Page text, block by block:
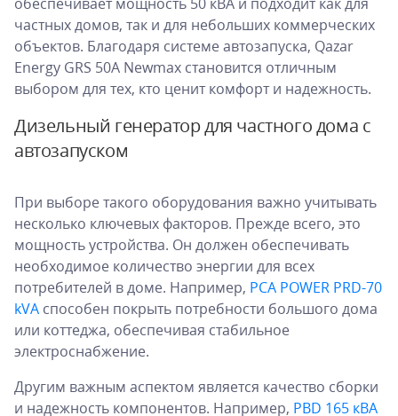
частных домов, так и для небольших коммерческих
объектов. Благодаря системе автозапуска, Qazar
Energy GRS 50A Newmax становится отличным
выбором для тех, кто ценит комфорт и надежность.
Дизельный генератор для частного дома с
автозапуском
При выборе такого оборудования важно учитывать
несколько ключевых факторов. Прежде всего, это
мощность устройства. Он должен обеспечивать
необходимое количество энергии для всех
потребителей в доме. Например, PCA POWER PRD-70
kVA способен покрыть потребности большого дома
или коттеджа, обеспечивая стабильное
электроснабжение.
Другим важным аспектом является качество сборки
и надежность компонентов. Например, PBD 165 кВА